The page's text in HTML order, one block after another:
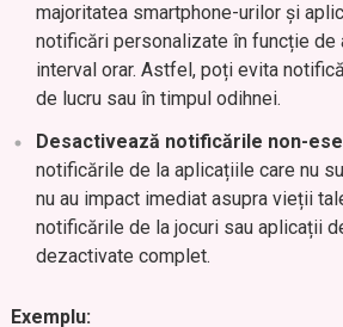
majoritatea smartphone-urilor și
notificări personalizate în funcție de
interval orar. Astfel, poți evita
de lucru sau în timpul odihnei.
Desactivează notificările non-
notificările de la aplicațiile care nu
nu au impact imediat asupra vieții
notificările de la jocuri sau aplicații
dezactivate complet.
Exemplu: